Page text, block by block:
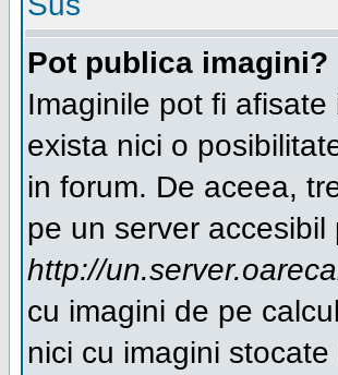
Pot publica imagini?
Imaginile pot fi
exista nici o
in forum. De aceea,
pe un server
http://
cu imagini de pe
nici cu imagini